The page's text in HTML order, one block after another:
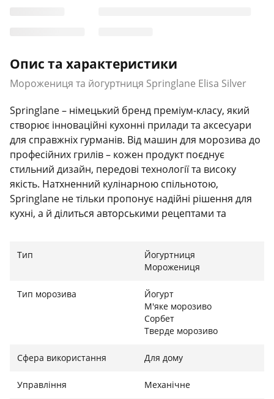
Опис та характеристики
Морожениця та йогуртниця Springlane Elisa Silver
Springlane – німецький бренд преміум-класу, який
створює інноваційні кухонні прилади та аксесуари
для справжніх гурманів. Від машин для морозива до
професійних грилів – кожен продукт поєднує
стильний дизайн, передові технології та високу
якість. Натхненний кулінарною спільнотою,
Springlane не тільки пропонує надійні рішення для
кухні, а й ділиться авторськими рецептами та
задоволення!
Готуйте морозиво та йогурт без зайвих зусиль!
Мрієте про домашнє морозиво або натуральний
реальність! Всього за 45 хвилин вона приготує 2
вбудованому нагрівальному елементу створить
Тип
Йогуртниця
Морожениця
Тип морозива
Йогурт
М'яке морозиво
Сорбет
Тверде морозиво
Сфера використання Для дому
Управління Механічне